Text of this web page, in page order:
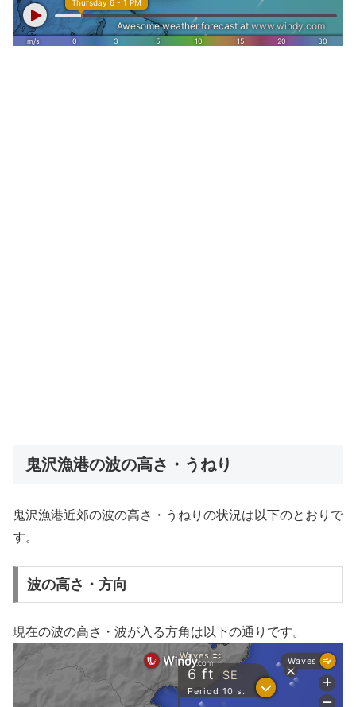
鬼沢漁港の波の高さ・うねり
鬼沢漁港近郊の波の高さ・うねりの状況は以下のとおりで
す。
波の高さ・方向
現在の波の高さ・波が入る方角は以下の通りです。